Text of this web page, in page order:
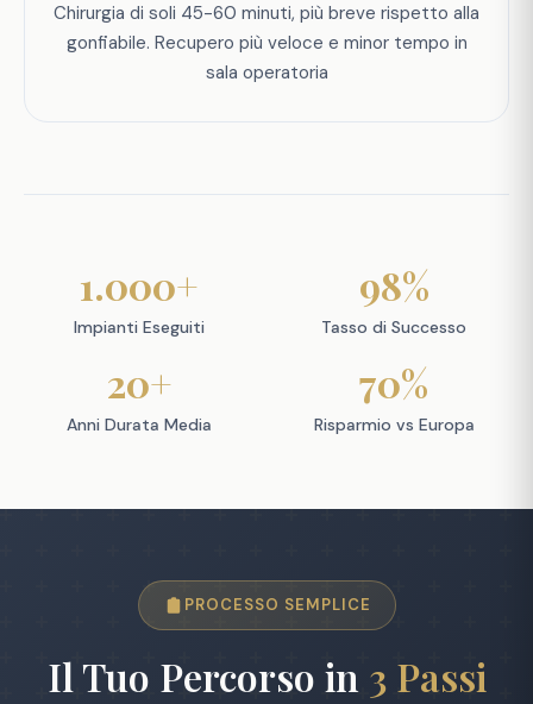
Chirurgia di soli 45-60 minuti, più breve rispetto alla
gonfiabile. Recupero più veloce e minor tempo in
sala operatoria
1.000+
Impianti Eseguiti
98%
Tasso di Successo
20+
Anni Durata Media
70%
Risparmio vs Europa
PROCESSO SEMPLICE
Il Tuo Percorso in 3 Passi